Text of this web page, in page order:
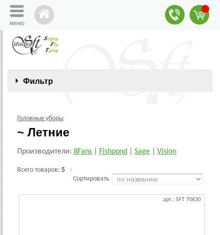
Фильтр
Головные уборы
~ Летние
Производители: 8Fans Fishpond Sage Vision
Всего товаров: 5
Сортировать
арт.: SFT 70630